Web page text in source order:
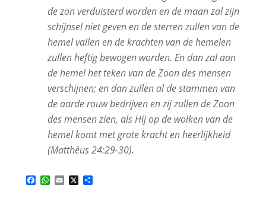
de zon verduisterd worden en de maan zal zijn
schijnsel niet geven en de sterren zullen van de
hemel vallen en de krachten van de hemelen
zullen heftig bewogen worden. En dan zal aan
de hemel het teken van de Zoon des mensen
verschijnen; en dan zullen al de stammen van
de aarde rouw bedrijven en zij zullen de Zoon
des mensen zien, als Hij op de wolken van de
hemel komt met grote kracht en heerlijkheid
(Matthëus 24:29-30).
Facebook
WhatsApp
Email
X